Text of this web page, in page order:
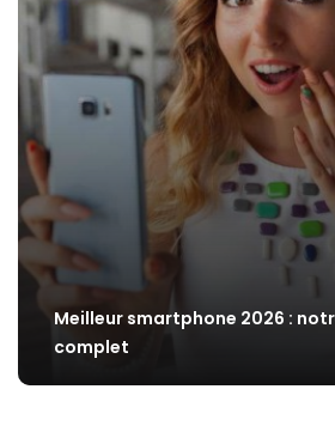
Meilleur smartphone 2026 :
complet